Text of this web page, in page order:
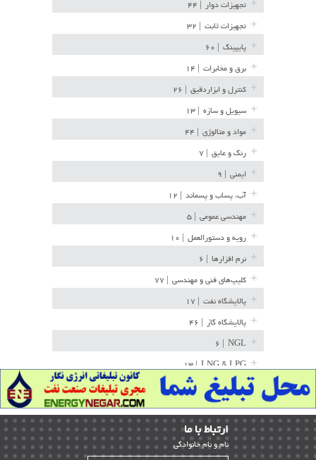
تجهیزات دوار
تجهیزات ثابت
پایپینگ
برق و مخابرات
کنترل و ابزاردقیق
سیویل و سازه
مواد و متالوژی
رنگ و عایق
ایمنی
آب، پساب و پسماند
مهندسی عمومی
رویه و دستورالعمل
نرم افزارها
کلیپ‌های فنی و مهندسی
پالایشگاه نفت
پالایشگاه گاز
NGL
LNG & LPG | ۱۳
خط لوله | ۳۶
مخازن ذخیره | ۱۵
پتروشیمی | ۱۴
بازرسی و QC | ۱۵
ارﺗﺒﺎط ﺑﺎ ما
ﻧﺎم و ﻧﺎم ﺧﺎﻧﻮادﮔﻰ